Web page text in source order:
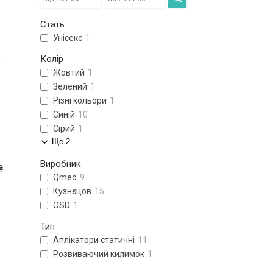
Стать
Унісекс 1
Колір
Жовтий 1
Зелений 1
Різні кольори 1
Синій 10
Сірий 1
Ще 2
Виробник
Qmed 9
Кузнєцов 15
ОSD 1
Тип
Аплікатори статичні 11
Розвиваючий килимок 1